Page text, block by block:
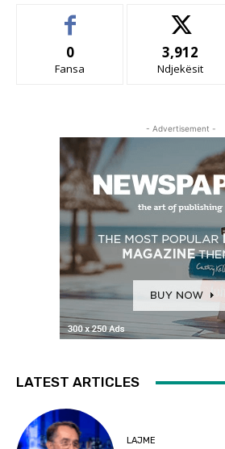
0
Fansa
3,912
Ndjekësit
- Advertisement -
LATEST ARTICLES
LAJME